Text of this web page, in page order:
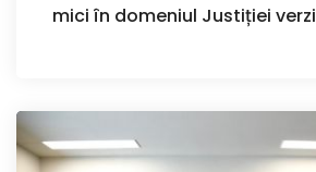
mici în domeniul Justiției verzi